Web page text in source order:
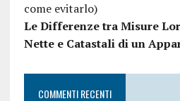
come evitarlo)
Le Differenze tra Misure
Nette e Catastali di un
COMMENTI RECENTI